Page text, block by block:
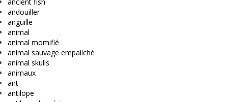
andouiller
anguille
animal
animal momifié
animal sauvage empailché
animal skulls
animaux
ant
antilope